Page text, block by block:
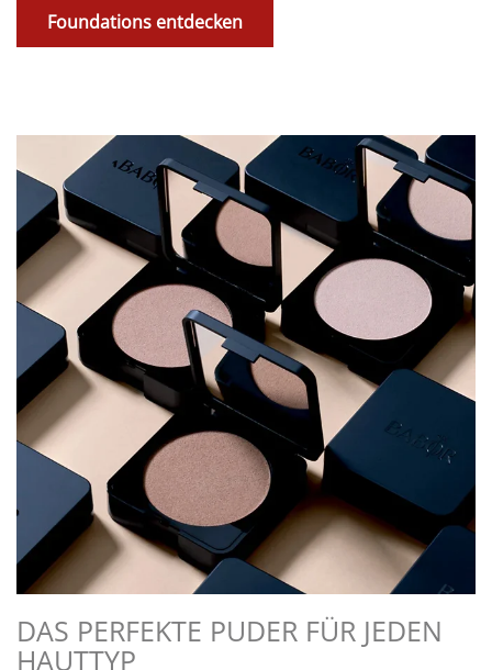
Foundations entdecken
DAS PERFEKTE PUDER FÜR JEDEN
HAUTTYP